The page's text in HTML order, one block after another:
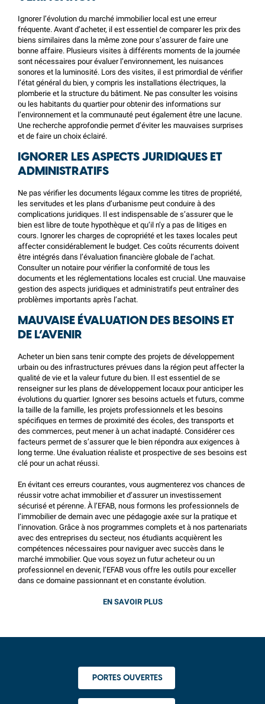
Ignorer l’évolution du marché immobilier local est une erreur
fréquente. Avant d’acheter, il est essentiel de comparer les prix des
biens similaires dans la même zone pour s’assurer de faire une
bonne affaire. Plusieurs visites à différents moments de la journée
sont nécessaires pour évaluer l’environnement, les nuisances
sonores et la luminosité. Lors des visites, il est primordial de vérifier
l’état général du bien, y compris les installations électriques, la
plomberie et la structure du bâtiment. Ne pas consulter les voisins
ou les habitants du quartier pour obtenir des informations sur
l’environnement et la communauté peut également être une lacune.
Une recherche approfondie permet d’éviter les mauvaises surprises
et de faire un choix éclairé.
IGNORER LES ASPECTS JURIDIQUES ET
ADMINISTRATIFS
Ne pas vérifier les documents légaux comme les titres de propriété,
les servitudes et les plans d’urbanisme peut conduire à des
complications juridiques. Il est indispensable de s’assurer que le
bien est libre de toute hypothèque et qu’il n’y a pas de litiges en
cours. Ignorer les charges de copropriété et les taxes locales peut
affecter considérablement le budget. Ces coûts récurrents doivent
être intégrés dans l’évaluation financière globale de l’achat.
Consulter un notaire pour vérifier la conformité de tous les
documents et les réglementations locales est crucial. Une mauvaise
gestion des aspects juridiques et administratifs peut entraîner des
problèmes importants après l’achat.
MAUVAISE ÉVALUATION DES BESOINS ET
DE L’AVENIR
Acheter un bien sans tenir compte des projets de développement
urbain ou des infrastructures prévues dans la région peut affecter la
qualité de vie et la valeur future du bien. Il est essentiel de se
renseigner sur les plans de développement locaux pour anticiper les
évolutions du quartier. Ignorer ses besoins actuels et futurs, comme
la taille de la famille, les projets professionnels et les besoins
spécifiques en termes de proximité des écoles, des transports et
des commerces, peut mener à un achat inadapté. Considérer ces
facteurs permet de s’assurer que le bien répondra aux exigences à
long terme. Une évaluation réaliste et prospective de ses besoins est
clé pour un achat réussi.
En évitant ces erreurs courantes, vous augmenterez vos chances de
réussir votre achat immobilier et d’assurer un investissement
sécurisé et pérenne. À l’EFAB, nous formons les professionnels de
l’immobilier de demain avec une pédagogie axée sur la pratique et
l’innovation. Grâce à nos programmes complets et à nos partenariats
avec des entreprises du secteur, nos étudiants acquièrent les
compétences nécessaires pour naviguer avec succès dans le
marché immobilier. Que vous soyez un futur acheteur ou un
professionnel en devenir, l’EFAB vous offre les outils pour exceller
dans ce domaine passionnant et en constante évolution.
EN SAVOIR PLUS
PORTES OUVERTES